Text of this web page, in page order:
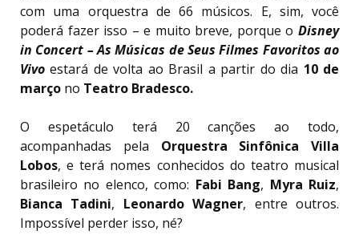
com uma orquestra de 66 músicos. E, sim, você
poderá fazer isso – e muito breve, porque o Disney
in Concert – As Músicas de Seus Filmes Favoritos ao
Vivoestará de volta ao Brasil a partir do dia 10 de
março no Teatro Bradesco.
O espetáculo terá 20 canções ao todo,
acompanhadas pela Orquestra Sinfônica Villa
Lobos, e terá nomes conhecidos do teatro musical
brasileiro no elenco, como: Fabi Bang, Myra Ruiz,
Bianca Tadini, Leonardo Wagner, entre outros.
Impossível perder isso, né?